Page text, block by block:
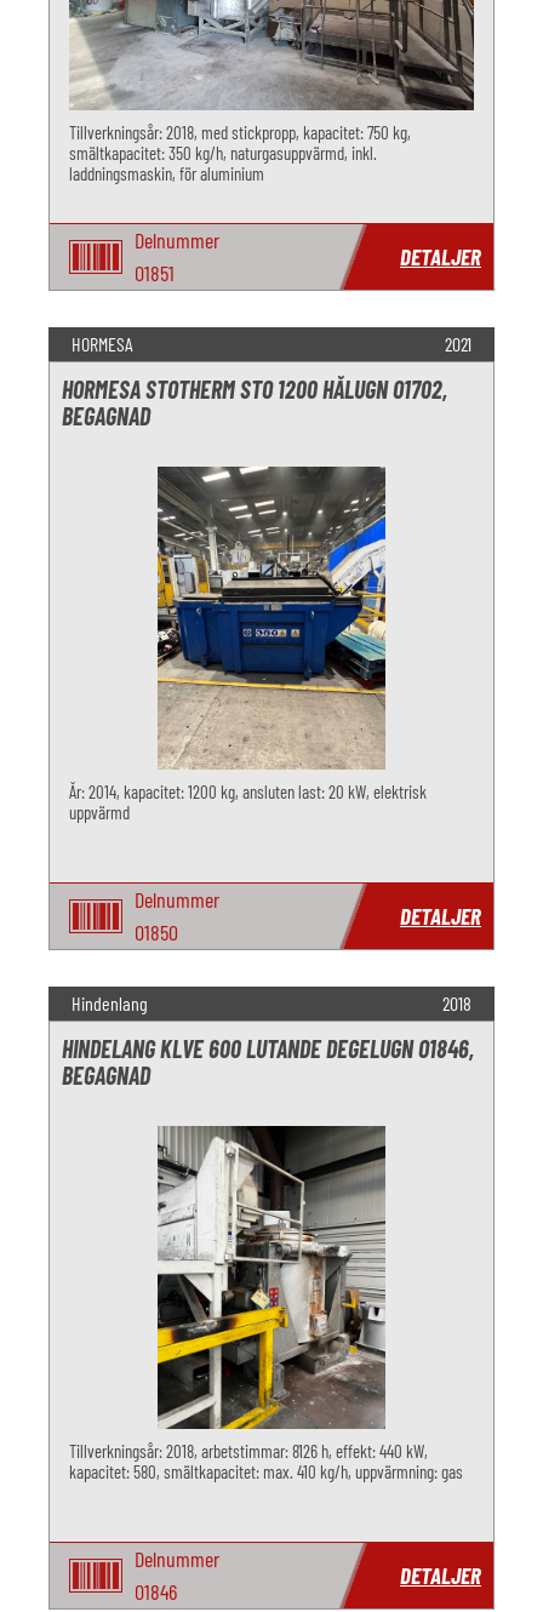
Tillverkningsår: 2018, med stickpropp, kapacitet: 750 kg,
smältkapacitet: 350 kg/h, naturgasuppvärmd, inkl.
laddningsmaskin, för aluminium
Delnummer
O1851
DETALJER
HORMESA 2021
HORMESA STOTHERM STO 1200 HÅLUGN O1702,
BEGAGNAD
År: 2014, kapacitet: 1200 kg, ansluten last: 20 kW, elektrisk
uppvärmd
Delnummer
O1850
DETALJER
Hindenlang 2018
HINDELANG KLVE 600 LUTANDE DEGELUGN O1846,
BEGAGNAD
Tillverkningsår: 2018, arbetstimmar: 8126 h, effekt: 440 kW,
kapacitet: 580, smältkapacitet: max. 410 kg/h, uppvärmning: gas
Delnummer
O1846
DETALJER